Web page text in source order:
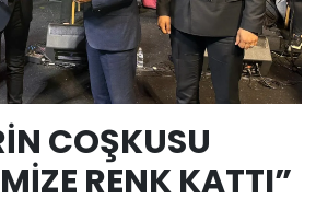
COŞKUSU
RENK KATTI”